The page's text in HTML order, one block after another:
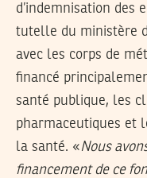
d’indemnisation des
tutelle du ministère
avec les corps de
financé
santé publique, les
pharmaceutiques et
la santé. «Nous
financement de ce